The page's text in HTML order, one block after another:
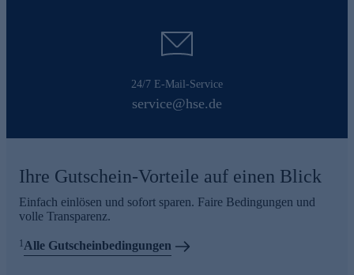
24/7 E-Mail-Service
service@hse.de
Ihre Gutschein-Vorteile auf einen Blick
Einfach einlösen und sofort sparen. Faire Bedingungen und
volle Transparenz.
1 Alle Gutscheinbedingungen